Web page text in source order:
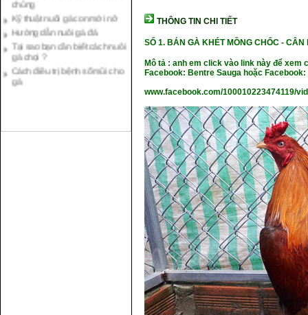
Kỹ thuật nuôi gà con mới nở
Hướng dẫn nuôi gà đá
Tại sao bạn cần biết cách nuôi
gà chọi ?
Cách điều trị bệnh sổ mũi cho
gà
THÔNG TIN CHI TIẾT
SỐ 1. BÁN GÀ KHÉT MỒNG CHỐC -
Mô tả : anh em click vào link này để
Facebook: Bentre Sauga hoặc Facebook:
www.facebook.com/100010223474119/